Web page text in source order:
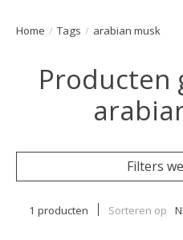
Home / Tags / arabian musk
Producten
Filters
1 producten Sorteren op